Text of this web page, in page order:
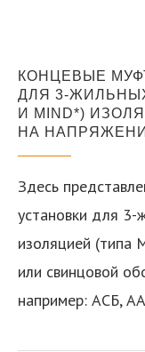
КОНЦЕВЫЕ
ДЛЯ 3-
И MIND*)
НА
Здесь
установки для 3-
изоляцией (типа
или свинцовой
например: АСБ,